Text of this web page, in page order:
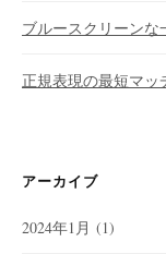
ブルースクリーンな
正規表現の最短マッ
アーカイブ
2024年1月 (1)